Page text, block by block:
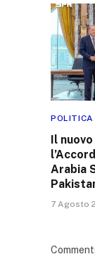
POLITICA
Il
Arabia
7 Agosto